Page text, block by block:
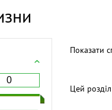
Показати
Цей